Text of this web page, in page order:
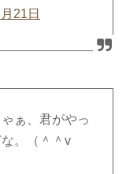
21日
ぁ、君がやっ
。（＾＾v